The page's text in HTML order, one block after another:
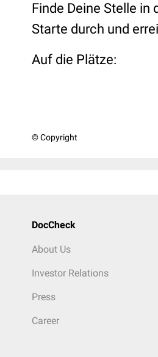
Finde Deine Stelle in
Starte durch und
Auf die Plätze:
© Copyright
DocCheck
About Us
Investor Relations
Press
Career